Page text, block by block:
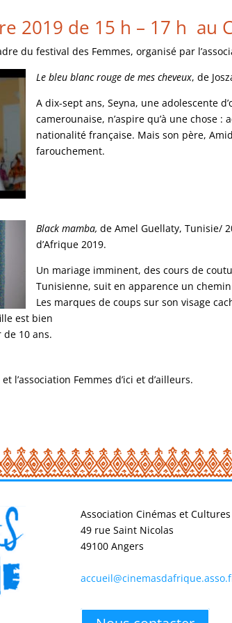
2019 de 15 h – 17 h au
du festival des Femmes, organisé par
Le bleu blanc rouge de mes cheveux, de
A dix-sept ans, Seyna, une adolescente
camerounaise, n’aspire qu’à une chose :
nationalité française. Mais son père,
farouchement.
Black mamba,de Amel Guellaty, Tunisie/
d’Afrique 2019.
Un mariage imminent, des cours de
Tunisienne, suit en apparence un
Les marques de coups sur son visage
est bien
10 ans.
l’association Femmes d’ici et d’ailleurs.
Association Cinémas et Cultures
49 rue Saint Nicolas
49100 Angers